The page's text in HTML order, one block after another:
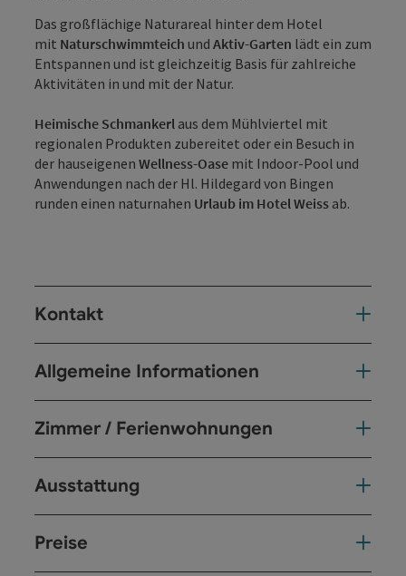
Das großflächige Naturareal hinter dem Hotel
mit Naturschwimmteich und Aktiv-Garten lädt ein zum
Entspannen und ist gleichzeitig Basis für zahlreiche
Aktivitäten in und mit der Natur.
Heimische Schmankerl aus dem Mühlviertel mit
regionalen Produkten zubereitet oder ein Besuch in
der hauseigenen Wellness-Oase mit Indoor-Pool und
Anwendungen nach der Hl. Hildegard von Bingen
runden einen naturnahen Urlaub im Hotel Weiss ab.
Kontakt
Allgemeine Informationen
Zimmer / Ferienwohnungen
Ausstattung
Preise